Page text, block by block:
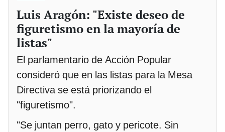
Luis Aragón: "Existe deseo de
figuretismo en la mayoría de
listas"
El parlamentario de Acción Popular
consideró que en las listas para la Mesa
Directiva se está priorizando el
"figuretismo".
"Se juntan perro, gato y pericote. Sin